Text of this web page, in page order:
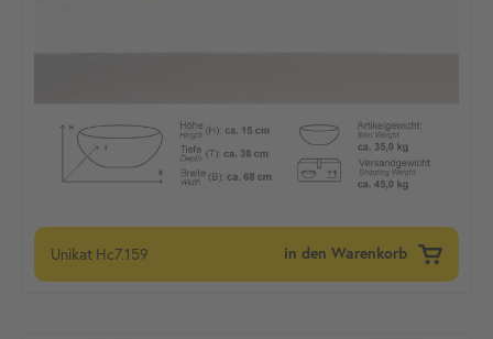
Unikat Hc7.159 in den Warenkorb